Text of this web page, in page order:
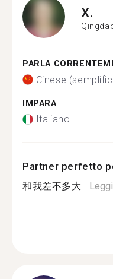
X.
PARLA
Cinese
IMPARA
Italiano
Partner perfetto
和我差不多大...